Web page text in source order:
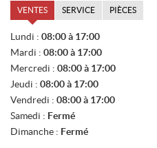
VENTES SERVICE PIÈCES
V
E
N
T
E
S
Lundi : 08:00 à 17:00
Mardi : 08:00 à 17:00
Mercredi : 08:00 à 17:00
Jeudi : 08:00 à 17:00
Vendredi : 08:00 à 17:00
Samedi : Fermé
Dimanche : Fermé